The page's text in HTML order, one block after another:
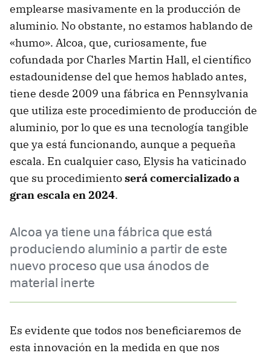
emplearse masivamente en la producción de
aluminio. No obstante, no estamos hablando de
«humo». Alcoa, que, curiosamente, fue
cofundada por Charles Martin Hall, el científico
estadounidense del que hemos hablado antes,
tiene desde 2009 una fábrica en Pennsylvania
que utiliza este procedimiento de producción de
aluminio, por lo que es una tecnología tangible
que ya está funcionando, aunque a pequeña
escala. En cualquier caso, Elysis ha vaticinado
que su procedimientoserá comercializado a
gran escala en 2024.
Alcoa ya tiene una fábrica que está
produciendo aluminio a partir de este
nuevo proceso que usa ánodos de
material inerte
Es evidente que todos nos beneficiaremos de
esta innovación en la medida en que nos